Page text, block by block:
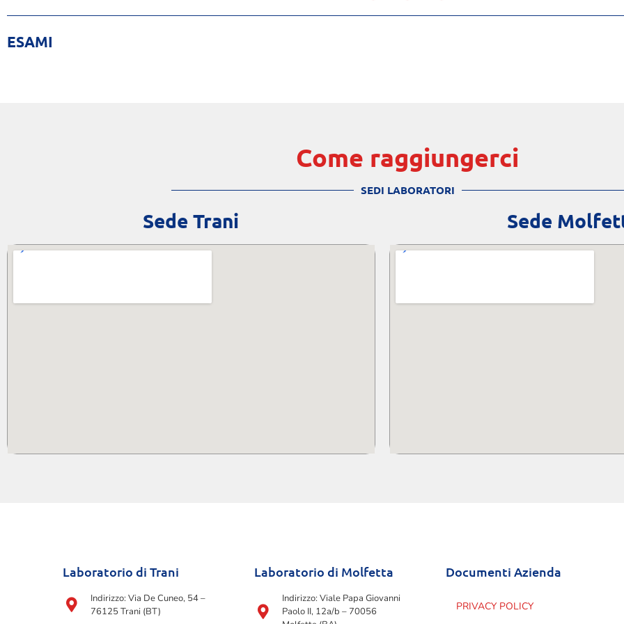
ESAMI
Come raggiungerci
SEDI LABORATORI
Sede Trani Sede
Laboratorio di Trani
Indirizzo: Via De Cuneo, 54 –
76125 Trani (BT)
Laboratorio di Molfetta
Indirizzo: Viale Papa Giovanni
Paolo II, 12a/b – 70056
Documenti Azienda
PRIVACY POLICY